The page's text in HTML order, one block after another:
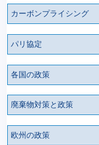
カーボンプライシング
パリ協定
各国の政策
廃棄物対策と政策
欧州の政策